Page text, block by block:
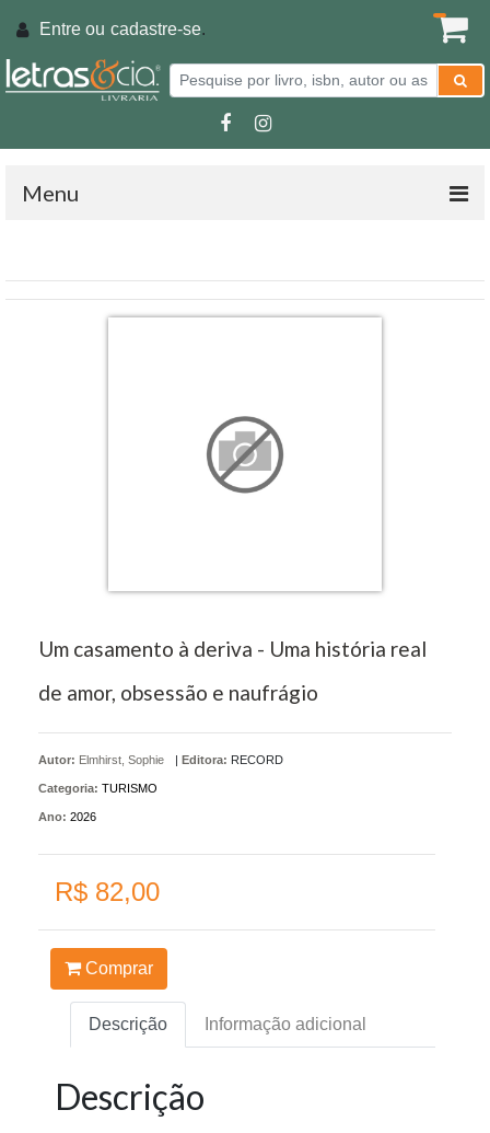
Entre ou cadastre-se.
Menu
Um casamento à deriva - Uma história real
de amor, obsessão e naufrágio
Autor: Elmhirst, Sophie | Editora: RECORD
Categoria: TURISMO
Ano: 2026
R$ 82,00
Comprar
Descrição Informação adicional
Descrição